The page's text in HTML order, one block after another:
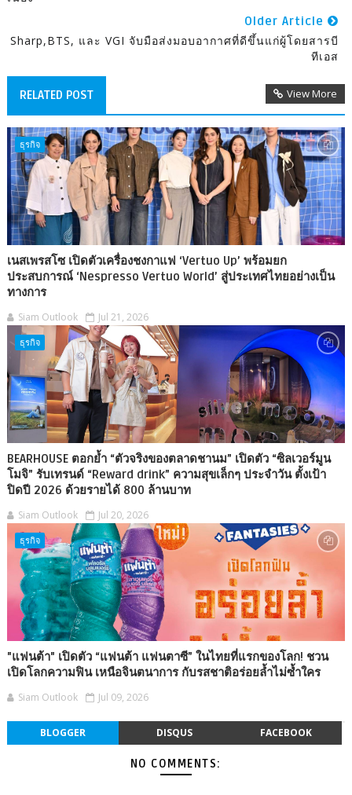
Older Article
Sharp,BTS, และ VGI จับมือส่งมอบอากาศที่ดีขึ้นแก่ผู้โดยสารบี
ทีเอส
RELATED POST View More
ธุรกิจ
เนสเพรสโซ เปิดตัวเครื่องชงกาแฟ ‘Vertuo Up’ พร้อมยก
ประสบการณ์ ‘Nespresso Vertuo World’ สู่ประเทศไทยอย่างเป็น
ทางการ
Siam Outlook Jul 21, 2026
ธุรกิจ
BEARHOUSE ตอกย้ำ “ตัวจริงของตลาดชานม” เปิดตัว “ซิลเวอร์มูน
โมจิ” รับเทรนด์ “Reward drink” ความสุขเล็กๆ ประจำวัน ตั้งเป้า
ปิดปี 2026 ด้วยรายได้ 800 ล้านบาท
Siam Outlook Jul 20, 2026
ธุรกิจ
"แฟนต้า" เปิดตัว “แฟนต้า แฟนตาซี” ในไทยที่แรกของโลก! ชวน
เปิดโลกความฟิน เหนือจินตนาการ กับรสชาติอร่อยล้ำไม่ซ้ำใคร
Siam Outlook Jul 09, 2026
BLOGGER DISQUS FACEBOOK
NO COMMENTS: